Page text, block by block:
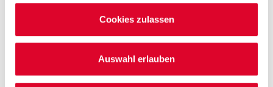
Cookies zulassen
Auswahl erlauben
Große Größen Damenwäsche
Nur solange der Vorrat reicht.